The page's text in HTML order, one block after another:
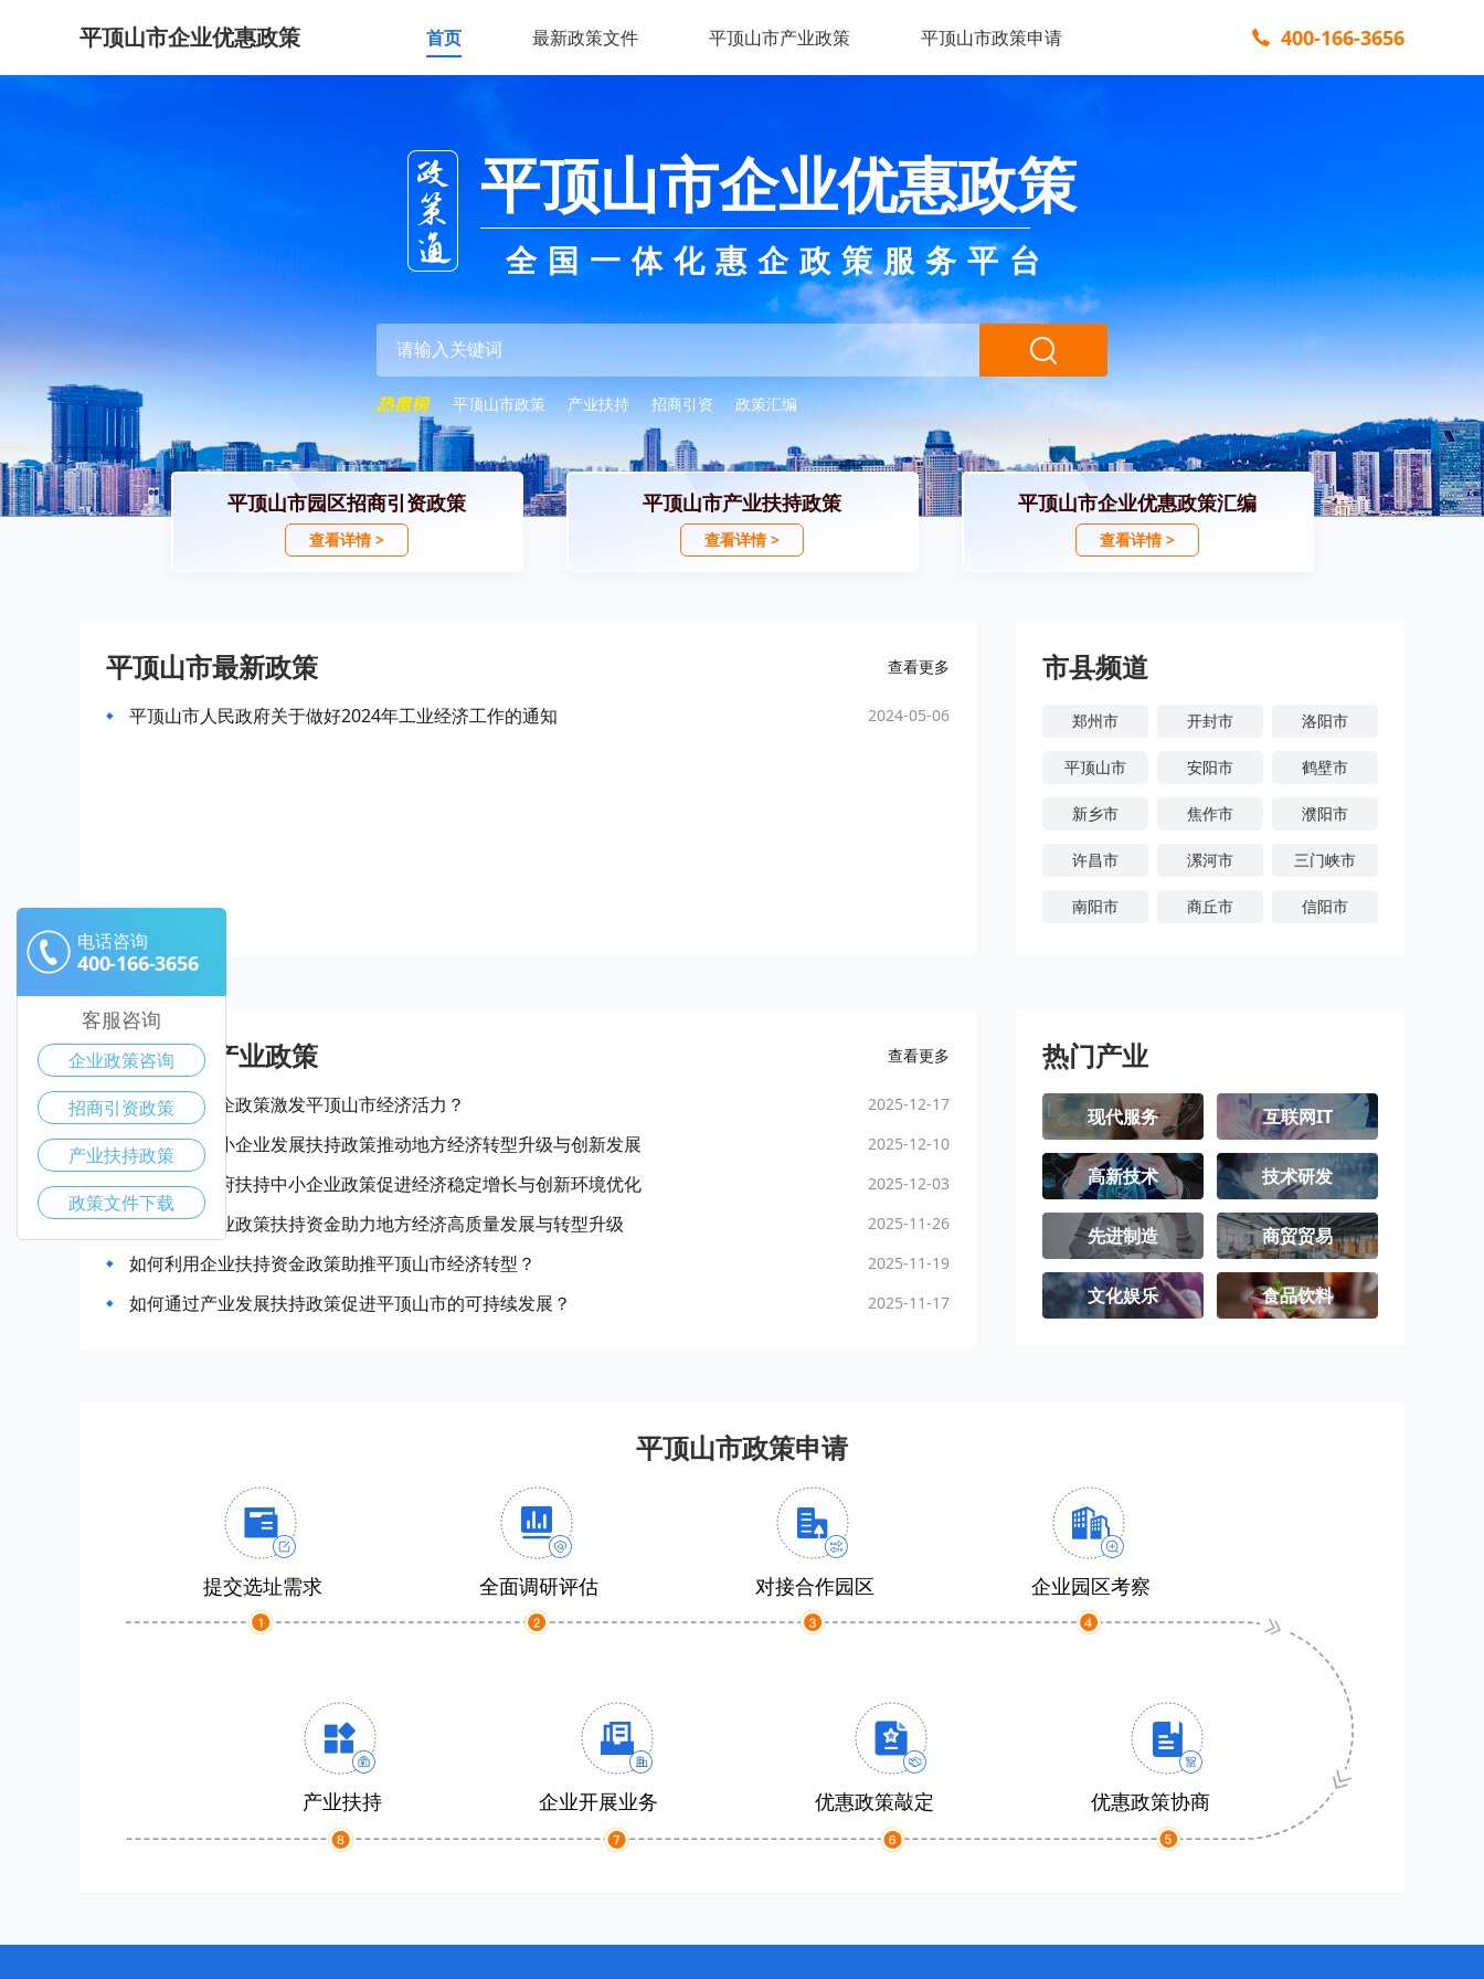
平顶山市企业优惠政策 首页 最新政策文件 平顶山市产业政策 平顶山市政策申请 400-166-3656
平顶山市企业优惠政策
全国一体化惠企政策服务平台
平顶山市政策 产业扶持 招商引资 政策汇编
平顶山市园区招商引资政策
查看详情 >
平顶山市产业扶持政策
查看详情 >
平顶山市企业优惠政策汇编
查看详情 >
平顶山市最新政策 查看更多
平顶山市人民政府关于做好2024年工业经济工作的通知 2024-05-06
平顶山市产业政策 查看更多
如何通过惠企政策激发平顶山市经济活力？ 2025-12-17
平顶山市中小企业发展扶持政策推动地方经济转型升级与创新发展 2025-12-10
平顶山市政府扶持中小企业政策促进经济稳定增长与创新环境优化 2025-12-03
平顶山市企业政策扶持资金助力地方经济高质量发展与转型升级 2025-11-26
如何利用企业扶持资金政策助推平顶山市经济转型？ 2025-11-19
如何通过产业发展扶持政策促进平顶山市的可持续发展？ 2025-11-17
市县频道
郑州市 开封市 洛阳市
平顶山市 安阳市 鹤壁市
新乡市 焦作市 濮阳市
许昌市 漯河市 三门峡市
南阳市 商丘市 信阳市
热门产业
现代服务 互联网IT
高新技术 技术研发
先进制造 商贸贸易
文化娱乐 食品饮料
平顶山市政策申请
提交选址需求 全面调研评估 对接合作园区 企业园区考察
产业扶持 企业开展业务 优惠政策敲定 优惠政策协商
电话咨询
400-166-3656
客服咨询
企业政策咨询
招商引资政策
产业扶持政策
政策文件下载